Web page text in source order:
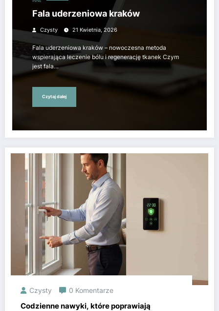
Fala uderzeniowa kraków
Czysty 21 Kwietnia, 2026
Fala uderzeniowa kraków – nowoczesna metoda
wspierająca leczenie bólu i regenerację tkanek Czym
jest fala…
Czytaj dalej
Czysty 0 Komentarze
Codzienne nawyki, które poprawiają